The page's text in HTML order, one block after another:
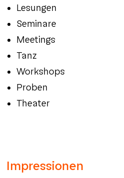
Lesungen
Seminare
Meetings
Tanz
Workshops
Proben
Theater
Impressionen